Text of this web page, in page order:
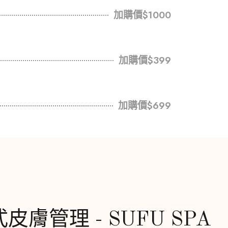
加購價$1000
加購價$399
加購價$699
皮膚管理 - SUFU SPA